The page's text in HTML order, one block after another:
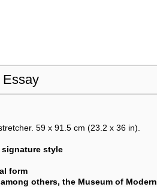
Essay
59 x 91.5 cm (23.2 x 36 in).
signature style
form
others, the Museum of